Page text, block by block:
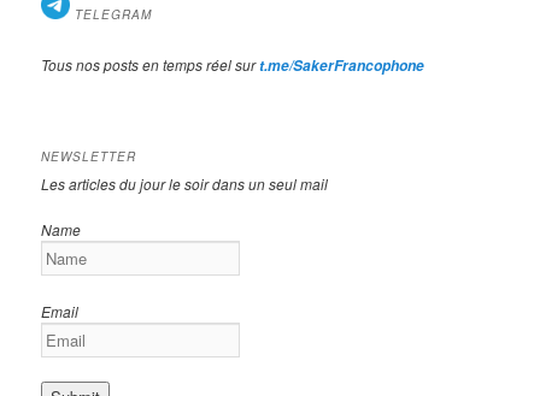
TELEGRAM
Tous nos posts en temps réel surt.me/SakerFrancophone
NEWSLETTER
Les articles du jour le soir dans un seul mail
Name
Email